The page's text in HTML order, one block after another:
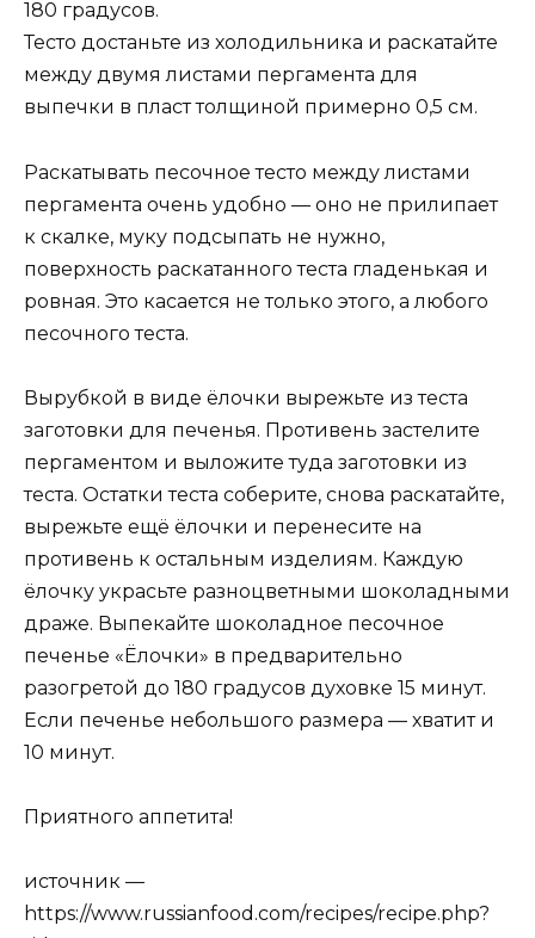
180 градусов.
Тесто достаньте из холодильника и раскатайте
между двумя листами пергамента для
выпечки в пласт толщиной примерно 0,5 см.
Раскатывать песочное тесто между листами
пергамента очень удобно — оно не прилипает
к скалке, муку подсыпать не нужно,
поверхность раскатанного теста гладенькая и
ровная. Это касается не только этого, а любого
песочного теста.
Вырубкой в виде ёлочки вырежьте из теста
заготовки для печенья. Противень застелите
пергаментом и выложите туда заготовки из
теста. Остатки теста соберите, снова раскатайте,
вырежьте ещё ёлочки и перенесите на
противень к остальным изделиям. Каждую
ёлочку украсьте разноцветными шоколадными
драже. Выпекайте шоколадное песочное
печенье «Ёлочки» в предварительно
разогретой до 180 градусов духовке 15 минут.
Если печенье небольшого размера — хватит и
10 минут.
Приятного аппетита!
источник —
https://www.russianfood.com/recipes/recipe.php?